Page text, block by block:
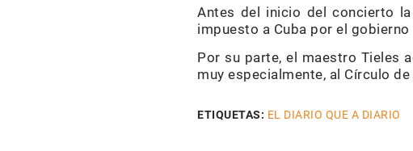
Antes del inicio del concierto la
impuesto a Cuba por el
Por su parte, el maestro Tieles
muy especialmente, al Círculo
ETIQUETAS: EL DIARIO QUE A DIARIO